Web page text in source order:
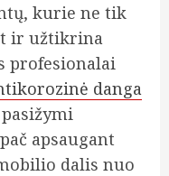
kurie ne tik
ir užtikrina
profesionalai
danga
apsaugant
dalis nuo